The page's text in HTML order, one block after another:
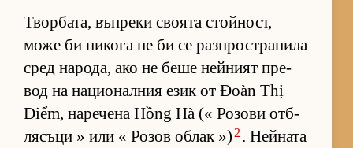
Твор­ба­та, въп­реки сво­ята стой­ност,
може би ни­кога не би се раз­п­рос­т­ра­нила
сред на­ро­да, ако не беше ней­ният пре­
вод на на­ци­о­нал­ния език от Đoàn Thị
Điểm, на­ре­чена Hồng Hà (« Ро­зови от­б­
ля­съци » или « Ро­зов об­лак ») 2 . Ней­ната